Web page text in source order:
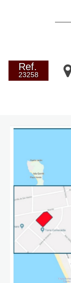
Ref.
23258